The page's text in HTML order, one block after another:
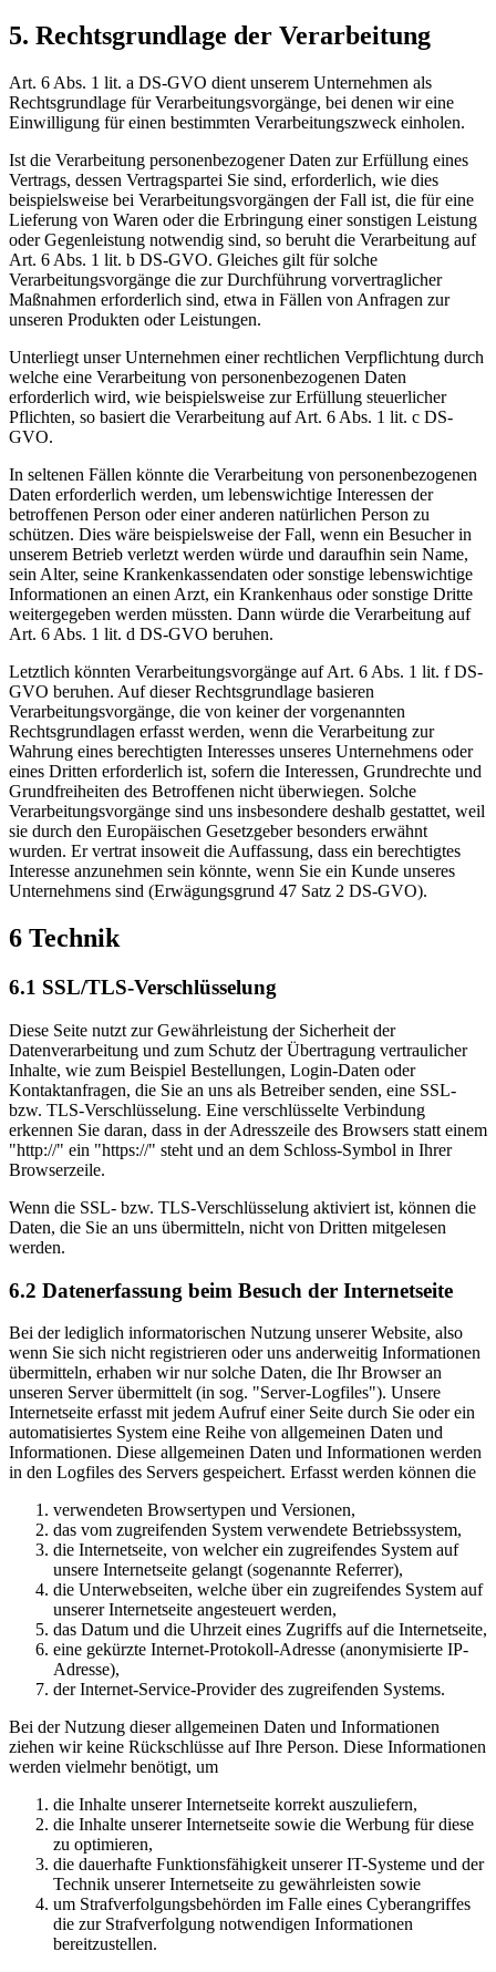
5. Rechtsgrundlage der Verarbeitung
Art. 6 Abs. 1 lit. a DS-GVO dient unserem Unternehmen als
Rechtsgrundlage für Verarbeitungsvorgänge, bei denen wir eine
Einwilligung für einen bestimmten Verarbeitungszweck einholen.
Ist die Verarbeitung personenbezogener Daten zur Erfüllung eines
Vertrags, dessen Vertragspartei Sie sind, erforderlich, wie dies
beispielsweise bei Verarbeitungsvorgängen der Fall ist, die für eine
Lieferung von Waren oder die Erbringung einer sonstigen Leistung
oder Gegenleistung notwendig sind, so beruht die Verarbeitung auf
Art. 6 Abs. 1 lit. b DS-GVO. Gleiches gilt für solche
Verarbeitungsvorgänge die zur Durchführung vorvertraglicher
Maßnahmen erforderlich sind, etwa in Fällen von Anfragen zur
unseren Produkten oder Leistungen.
Unterliegt unser Unternehmen einer rechtlichen Verpflichtung durch
welche eine Verarbeitung von personenbezogenen Daten
erforderlich wird, wie beispielsweise zur Erfüllung steuerlicher
Pflichten, so basiert die Verarbeitung auf Art. 6 Abs. 1 lit. c DS-
GVO.
In seltenen Fällen könnte die Verarbeitung von personenbezogenen
Daten erforderlich werden, um lebenswichtige Interessen der
betroffenen Person oder einer anderen natürlichen Person zu
schützen. Dies wäre beispielsweise der Fall, wenn ein Besucher in
unserem Betrieb verletzt werden würde und daraufhin sein Name,
sein Alter, seine Krankenkassendaten oder sonstige lebenswichtige
Informationen an einen Arzt, ein Krankenhaus oder sonstige Dritte
weitergegeben werden müssten. Dann würde die Verarbeitung auf
Art. 6 Abs. 1 lit. d DS-GVO beruhen.
Letztlich könnten Verarbeitungsvorgänge auf Art. 6 Abs. 1 lit. f DS-
GVO beruhen. Auf dieser Rechtsgrundlage basieren
Verarbeitungsvorgänge, die von keiner der vorgenannten
Rechtsgrundlagen erfasst werden, wenn die Verarbeitung zur
Wahrung eines berechtigten Interesses unseres Unternehmens oder
eines Dritten erforderlich ist, sofern die Interessen, Grundrechte und
Grundfreiheiten des Betroffenen nicht überwiegen. Solche
Verarbeitungsvorgänge sind uns insbesondere deshalb gestattet, weil
sie durch den Europäischen Gesetzgeber besonders erwähnt
wurden. Er vertrat insoweit die Auffassung, dass ein berechtigtes
Interesse anzunehmen sein könnte, wenn Sie ein Kunde unseres
Unternehmens sind (Erwägungsgrund 47 Satz 2 DS-GVO).
6 Technik
6.1 SSL/TLS-Verschlüsselung
Diese Seite nutzt zur Gewährleistung der Sicherheit der
Datenverarbeitung und zum Schutz der Übertragung vertraulicher
Inhalte, wie zum Beispiel Bestellungen, Login-Daten oder
Kontaktanfragen, die Sie an uns als Betreiber senden, eine SSL-
bzw. TLS-Verschlüsselung. Eine verschlüsselte Verbindung
erkennen Sie daran, dass in der Adresszeile des Browsers statt einem
"http://" ein "https://" steht und an dem Schloss-Symbol in Ihrer
Browserzeile.
Wenn die SSL- bzw. TLS-Verschlüsselung aktiviert ist, können die
Daten, die Sie an uns übermitteln, nicht von Dritten mitgelesen
werden.
6.2 Datenerfassung beim Besuch der Internetseite
Bei der lediglich informatorischen Nutzung unserer Website, also
wenn Sie sich nicht registrieren oder uns anderweitig Informationen
übermitteln, erhaben wir nur solche Daten, die Ihr Browser an
unseren Server übermittelt (in sog. "Server-Logfiles"). Unsere
Internetseite erfasst mit jedem Aufruf einer Seite durch Sie oder ein
automatisiertes System eine Reihe von allgemeinen Daten und
Informationen. Diese allgemeinen Daten und Informationen werden
in den Logfiles des Servers gespeichert. Erfasst werden können die
verwendeten Browsertypen und Versionen,
das vom zugreifenden System verwendete Betriebssystem,
die Internetseite, von welcher ein zugreifendes System auf
unsere Internetseite gelangt (sogenannte Referrer),
die Unterwebseiten, welche über ein zugreifendes System auf
unserer Internetseite angesteuert werden,
das Datum und die Uhrzeit eines Zugriffs auf die Internetseite,
eine gekürzte Internet-Protokoll-Adresse (anonymisierte IP-
Adresse),
der Internet-Service-Provider des zugreifenden Systems.
Bei der Nutzung dieser allgemeinen Daten und Informationen
ziehen wir keine Rückschlüsse auf Ihre Person. Diese Informationen
werden vielmehr benötigt, um
die Inhalte unserer Internetseite korrekt auszuliefern,
die Inhalte unserer Internetseite sowie die Werbung für diese
zu optimieren,
die dauerhafte Funktionsfähigkeit unserer IT-Systeme und der
Technik unserer Internetseite zu gewährleisten sowie
um Strafverfolgungsbehörden im Falle eines Cyberangriffes
die zur Strafverfolgung notwendigen Informationen
bereitzustellen.